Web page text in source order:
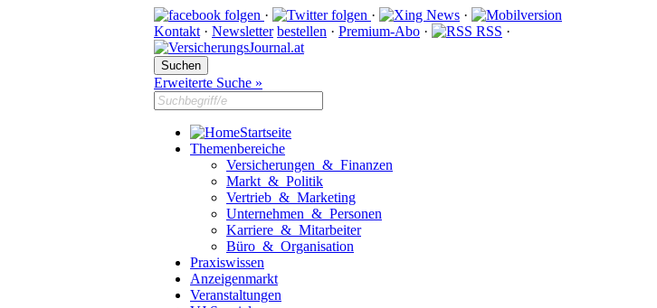
· ·
·
Kontakt · Newsletter bestellen · Premium-Abo · RSS ·
Erweiterte Suche »
Startseite
Themenbereiche
Versicherungen & Finanzen
Markt & Politik
Vertrieb & Marketing
Unternehmen & Personen
Karriere & Mitarbeiter
Büro & Organisation
Praxiswissen
Anzeigenmarkt
Veranstaltungen